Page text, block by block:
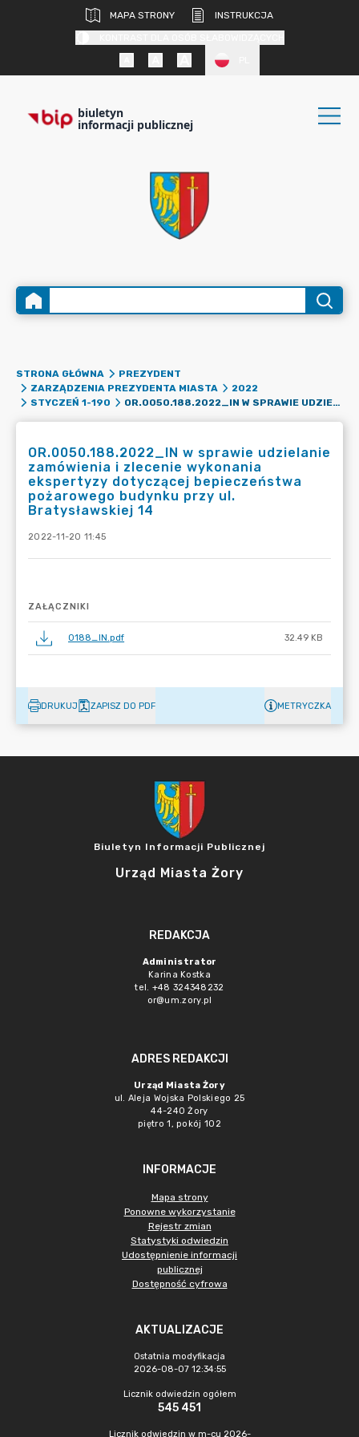
MAPA STRONY
INSTRUKCJA
biuletyn
informacji publicznej
STRONA GŁÓWNA
PREZYDENT
ZARZĄDZENIA PREZYDENTA MIASTA
2022
STYCZEŃ 1-190
OR.0050.188.2022_IN W SPRAWIE UDZIELANIE ZAMÓWIENIA I ZLECENIE WYKONANIA EKSPERTYZY DOTYCZĄCEJ BEPIECZEŃSTWA POŻAROWEGO BUDYNKU PRZY UL. BRATYSŁAWSKIEJ 14
OR.0050.188.2022_IN w sprawie udzielanie
zamówienia i zlecenie wykonania
ekspertyzy dotyczącej bepieczeństwa
pożarowego budynku przy ul.
Bratysławskiej 14
2022-11-20 11:45
ZAŁĄCZNIKI
0188_IN.pdf 32.49 KB
DRUKUJ ZAPISZ DO PDF METRYCZKA
Biuletyn Informacji Publicznej
Urząd Miasta Żory
REDAKCJA
Administrator
Karina Kostka
tel. +48 324348232
or@um.zory.pl
ADRES REDAKCJI
Urząd Miasta Żory
ul. Aleja Wojska Polskiego 25
44-240 Żory
piętro 1, pokój 102
INFORMACJE
Mapa strony
Ponowne wykorzystanie
Rejestr zmian
Statystyki odwiedzin
Udostępnienie informacji
publicznej
Dostępność cyfrowa
AKTUALIZACJE
Ostatnia modyfikacja
2026-08-07 12:34:55
Licznik odwiedzin ogółem
545 451
Licznik odwiedzin w m-cu 2026-